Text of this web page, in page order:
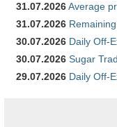
31.07.2026Average
31.07.2026
30.07.2026 Daily Off-
30.07.2026 Sugar
29.07.2026 Daily Off-